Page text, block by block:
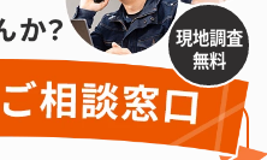
現地調査
無料